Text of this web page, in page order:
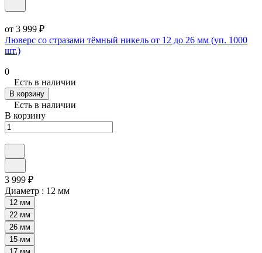
от 3 999 ₽
Люверс со стразами тёмный никель от 12 до 26 мм (уп. 1000
шт.)
0
Есть в наличии
В корзину
Есть в наличии
В корзину
3 999 ₽
Диаметр : 12 мм
12 мм
22 мм
26 мм
15 мм